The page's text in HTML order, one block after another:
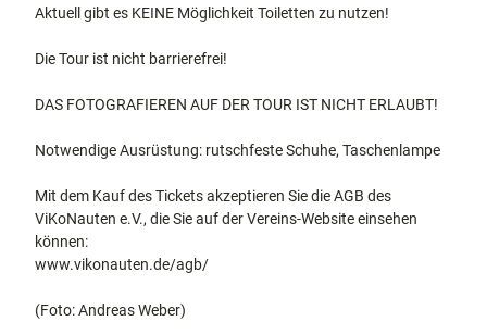
Aktuell gibt es KEINE Möglichkeit Toiletten zu nutzen!
Die Tour ist nicht barrierefrei!
DAS FOTOGRAFIEREN AUF DER TOUR IST NICHT ERLAUBT!
Notwendige Ausrüstung: rutschfeste Schuhe, Taschenlampe
Mit dem Kauf des Tickets akzeptieren Sie die AGB des
ViKoNauten e.V., die Sie auf der Vereins-Website einsehen
können:
www.vikonauten.de/agb/
(Foto: Andreas Weber)